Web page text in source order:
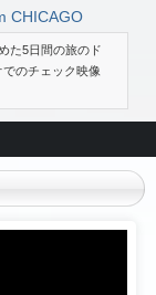
CHICAGO
た5日間の旅のド
のチェック映像